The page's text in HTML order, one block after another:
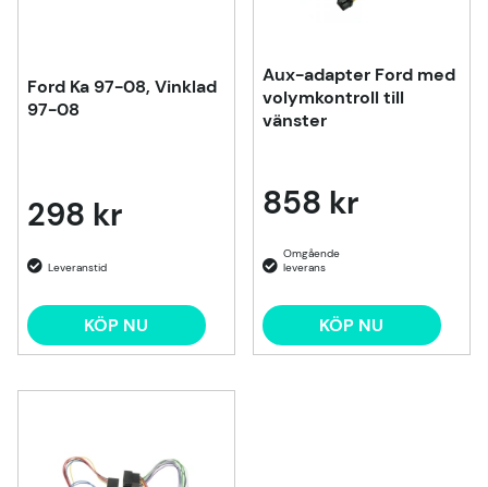
Ford Ka 97-08, Vinklad
97-08
298 kr
KÖP NU
Aux-adapter Ford med
volymkontroll till
vänster
858 kr
KÖP NU